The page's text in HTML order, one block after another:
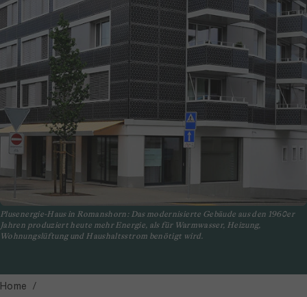
Plusenergie-Haus in Romanshorn: Das modernisierte Gebäude aus den 1960er
Jahren produziert heute mehr Energie, als für Warmwasser, Heizung,
Wohnungslüftung und Haushaltsstrom benötigt wird.
Home